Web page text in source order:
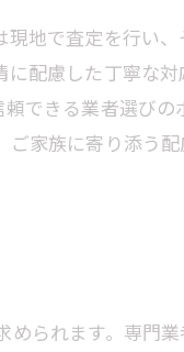
地で査定を行い、
配慮した丁寧な対
できる業者選びの
家族に寄り添う
られます。専門